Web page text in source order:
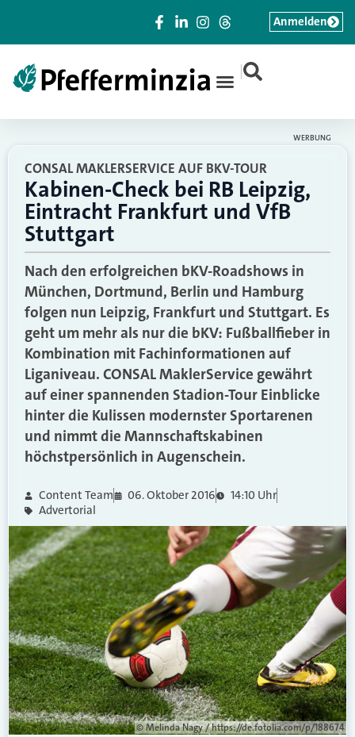
|
Anmelden
WERBUNG
CONSAL MAKLERSERVICE AUF BKV-TOUR
Kabinen-Check bei RB Leipzig,
Eintracht Frankfurt und VfB
Stuttgart
Nach den erfolgreichen bKV-Roadshows in
München, Dortmund, Berlin und Hamburg
folgen nun Leipzig, Frankfurt und Stuttgart. Es
geht um mehr als nur die bKV: Fußballfieber in
Kombination mit Fachinformationen auf
Liganiveau. CONSAL MaklerService gewährt
auf einer spannenden Stadion-Tour Einblicke
hinter die Kulissen modernster Sportarenen
und nimmt die Mannschaftskabinen
höchstpersönlich in Augenschein.
Content Team 06. Oktober 2016
14:10 Uhr
Advertorial
© Melinda Nagy / https://de.fotolia.com/p/188674